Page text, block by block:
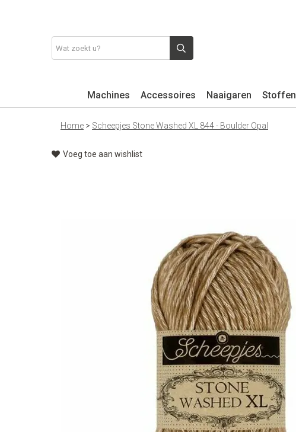
Machines Accessoires Naaigaren Stoffen
Home > Scheepjes Stone Washed XL 844 - Boulder Opal
Voeg toe aan wishlist